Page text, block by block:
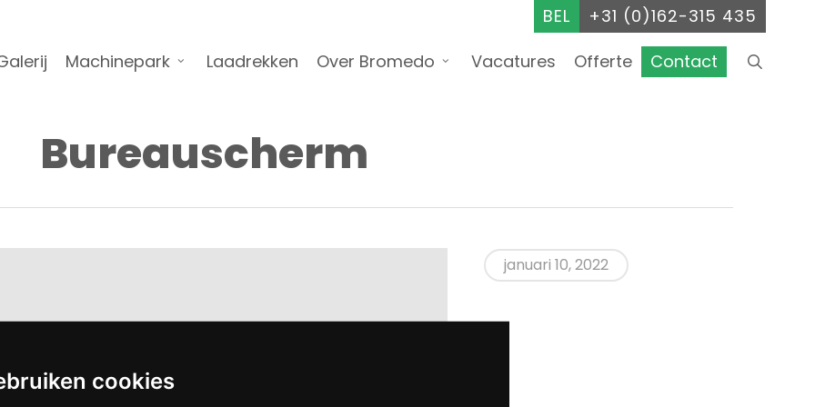
cookies
BEL
+31 (0)162-315 435
Machinepark Laadrekken Over Bromedo Vacatures Offerte Contact
Bureauscherm
januari 10, 2022